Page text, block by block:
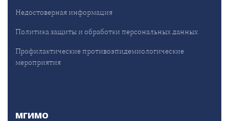
Недостоверная информация
Политика защиты и обработки персональных данных
Профилактические противоэпидемиологические
мероприятия
МГИМО